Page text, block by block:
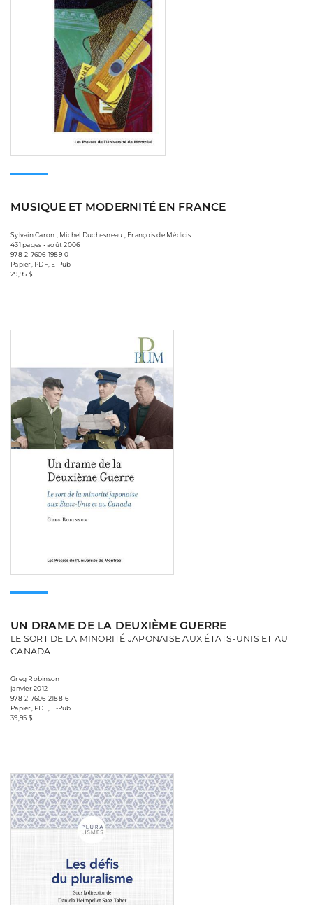
MUSIQUE ET MODERNITÉ EN FRANCE
Sylvain Caron , Michel Duchesneau , François de Médicis
431 pages • août 2006
978-2-7606-1989-0
Papier, PDF, E-Pub
29,95 $
UN DRAME DE LA DEUXIÈME GUERRE
LE SORT DE LA MINORITÉ JAPONAISE AUX ÉTATS-UNIS ET AU
CANADA
Greg Robinson
janvier 2012
978-2-7606-2188-6
Papier, PDF, E-Pub
39,95 $